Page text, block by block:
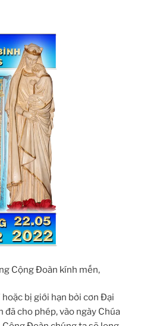
Cộng Đoàn kính mến,
bị giới hạn bởi cơn Đại
đã cho phép, vào ngày Chúa